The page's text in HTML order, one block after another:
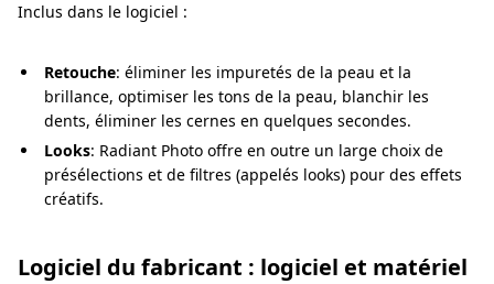
Inclus dans le logiciel :
Retouche: éliminer les impuretés de la peau et la
brillance, optimiser les tons de la peau, blanchir les
dents, éliminer les cernes en quelques secondes.
Looks: Radiant Photo offre en outre un large choix de
présélections et de filtres (appelés looks) pour des effets
créatifs.
Logiciel du fabricant : logiciel et matériel